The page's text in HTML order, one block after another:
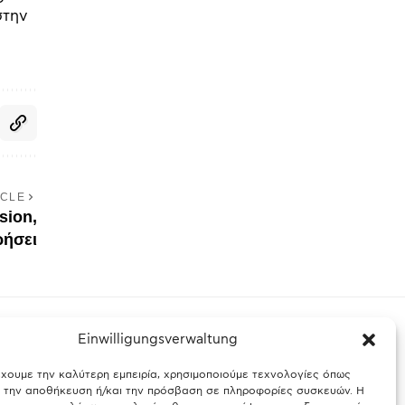
Einwilligungsverwaltung
την καλύτερη εμπειρία, χρησιμοποιούμε τεχνολογίες όπως
την αποθήκευση ή/και την πρόσβαση σε πληροφορίες συσκευών. Η
Θύελλα χτυπά το Μόναχο: Κίνδυνος από τους
ισχυρούς ανέμους και τις καταιγίδες